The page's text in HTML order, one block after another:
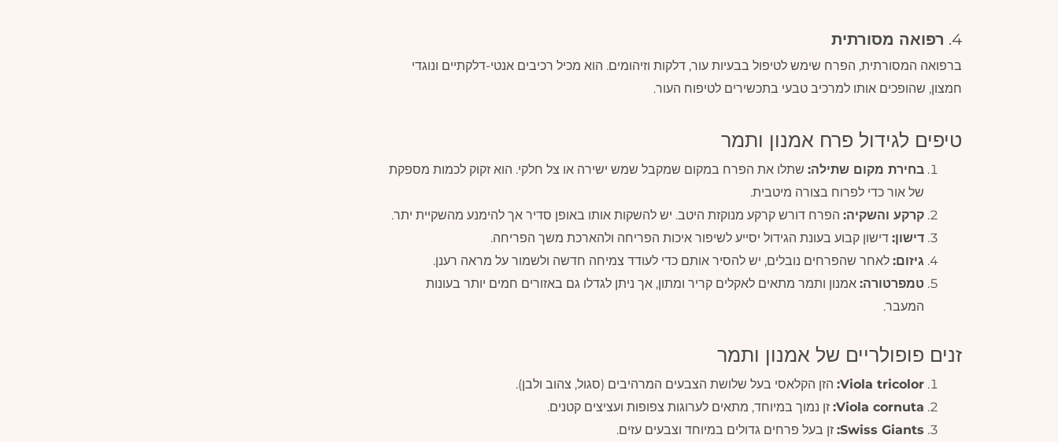
4. רפואה מסורתית
ברפואה המסורתית, הפרח שימש לטיפול בבעיות עור, דלקות וזיהומים. הוא מכיל רכיבים אנטי-דלקתיים ונוגדי
חמצון, שהופכים אותו למרכיב טבעי בתכשירים לטיפוח העור.
טיפים לגידול פרח אמנון ותמר
בחירת מקום שתילה: שתלו את הפרח במקום שמקבל שמש ישירה או צל חלקי. הוא זקוק לכמות מספקת
של אור כדי לפרוח בצורה מיטבית.
קרקע והשקיה: הפרח דורש קרקע מנוקזת היטב. יש להשקות אותו באופן סדיר אך להימנע מהשקיית יתר.
דישון: דישון קבוע בעונת הגידול יסייע לשיפור איכות הפריחה ולהארכת משך הפריחה.
גיזום: לאחר שהפרחים נובלים, יש להסיר אותם כדי לעודד צמיחה חדשה ולשמור על מראה רענן.
טמפרטורה: אמנון ותמר מתאים לאקלים קריר ומתון, אך ניתן לגדלו גם באזורים חמים יותר בעונות
המעבר.
זנים פופולריים של אמנון ותמר
Viola tricolor: הזן הקלאסי בעל שלושת הצבעים המרהיבים (סגול, צהוב ולבן).
Viola cornuta: זן נמוך במיוחד, מתאים לערוגות צפופות ועציצים קטנים.
Swiss Giants: זן בעל פרחים גדולים במיוחד וצבעים עזים.